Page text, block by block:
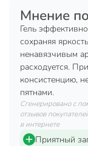
Техническая
Объем, л
Бренд
Страна
Аромат
Назначение
Мнение
Гель
сохраняя
ненавязчивым
расходуется.
консистенцию,
пятнами.
Сгенерировано с
отзывов
в интернете
Приятный